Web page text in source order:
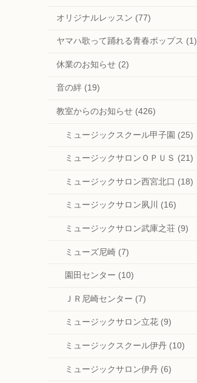
オリジナルレッスン (77)
ヤマハ歌って踊れる青春ポップス (1)
休業のお知らせ (2)
音の絆 (19)
教室からのお知らせ (426)
ミュージックスクール甲子園 (25)
ミュージックサロンＯＰＵＳ (21)
ミュージックサロン西宮北口 (18)
ミュージックサロン夙川 (16)
ミュージックサロン武庫之荘 (9)
ミューズ尼崎 (7)
園田センター (10)
ＪＲ尼崎センター (7)
ミュージックサロン立花 (9)
ミュージックスクール伊丹 (10)
ミュージックサロン伊丹 (6)